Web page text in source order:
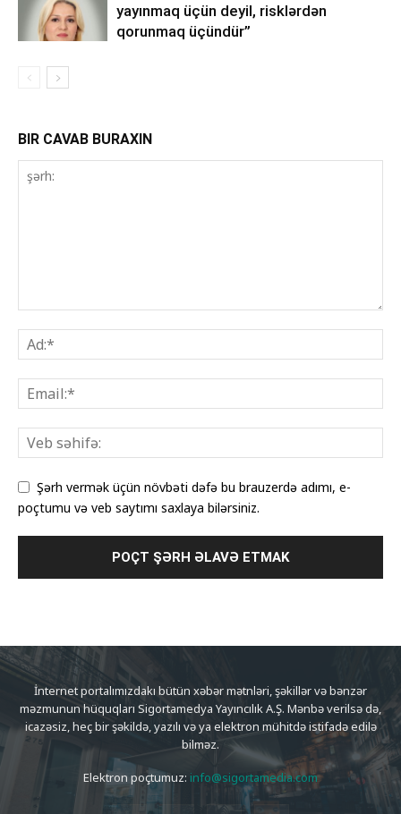
yayınmaq üçün deyil, risklərdən
qorunmaq üçündür”
BIR CAVAB BURAXIN
Şərh vermək üçün növbəti dəfə bu brauzerdə adımı, e-
poçtumu və veb saytımı saxlaya bilərsiniz.
İnternet portalımızdakı bütün xəbər mətnləri, şəkillər və bənzər
məzmunun hüquqları Sigortamedya Yayıncılık A.Ş. Mənbə verilsə də,
icazəsiz, heç bir şəkildə, yazılı və ya elektron mühitdə istifadə edilə
bilməz.
Elektron poçtumuz: info@sigortamedia.com